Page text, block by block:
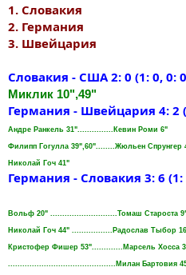
1. Словакия
2. Германия
3. Швейцария
Словакия - США 2: 0 (1: 0, 0:
Миклик 10",49"
Германия - Швейцария 4: 2
Андре Ранкель 31"...............Кевин Роми 6"
Филипп Гогулла 39",60"........Жюльен Спрунгер
Николай Гоч 41"
Германия - Словакия 3: 6 (1:
Вольф 20" ............................Томаш Староста
Николай Гоч 44" .................Радослав Тыбор
Кристофер Фишер 53".............Марсель Хосса
.............................................Милан Бартовия